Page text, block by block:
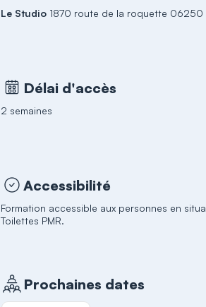
Le Studio 1870 route de la roquette 06250
Délai d'accès
2 semaines
Accessibilité
Formation accessible aux personnes en
Toilettes PMR.
Prochaines dates